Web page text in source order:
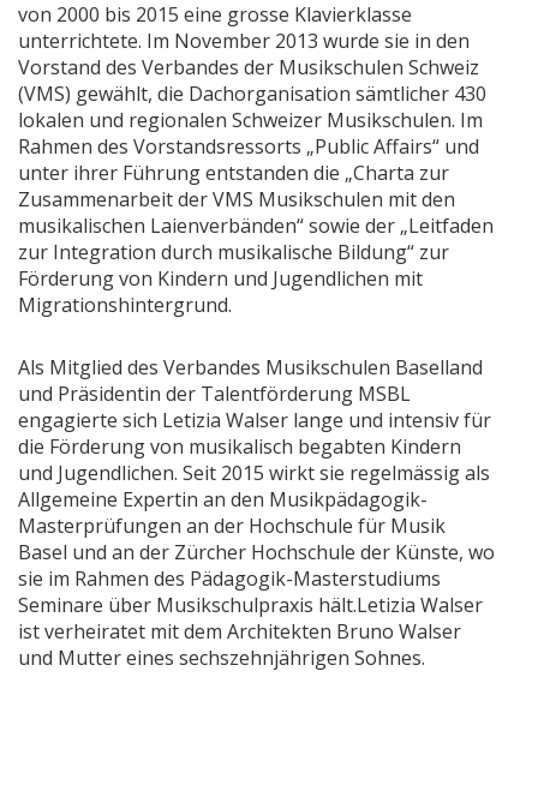
von 2000 bis 2015 eine grosse Klavierklasse
unterrichtete. Im November 2013 wurde sie in den
Vorstand des Verbandes der Musikschulen Schweiz
(VMS) gewählt, die Dachorganisation sämtlicher 430
lokalen und regionalen Schweizer Musikschulen. Im
Rahmen des Vorstandsressorts „Public Affairs“ und
unter ihrer Führung entstanden die „Charta zur
Zusammenarbeit der VMS Musikschulen mit den
musikalischen Laienverbänden“ sowie der „Leitfaden
zur Integration durch musikalische Bildung“ zur
Förderung von Kindern und Jugendlichen mit
Migrationshintergrund.
Als Mitglied des Verbandes Musikschulen Baselland
und Präsidentin der Talentförderung MSBL
engagierte sich Letizia Walser lange und intensiv für
die Förderung von musikalisch begabten Kindern
und Jugendlichen. Seit 2015 wirkt sie regelmässig als
Allgemeine Expertin an den Musikpädagogik-
Masterprüfungen an der Hochschule für Musik
Basel und an der Zürcher Hochschule der Künste, wo
sie im Rahmen des Pädagogik-Masterstudiums
Seminare über Musikschulpraxis hält.Letizia Walser
ist verheiratet mit dem Architekten Bruno Walser
und Mutter eines sechszehnjährigen Sohnes.